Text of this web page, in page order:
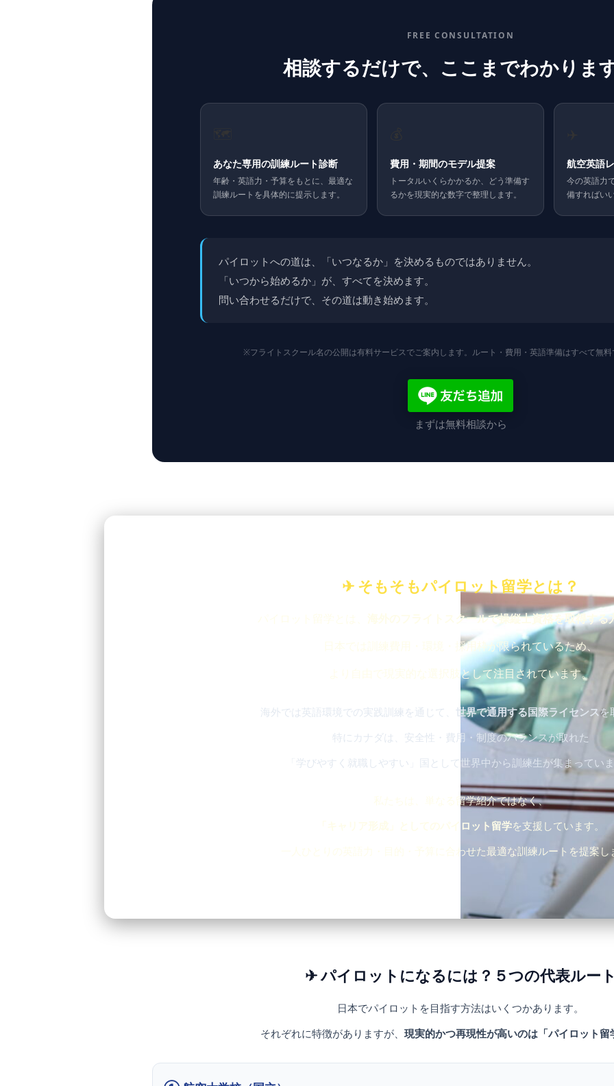
FREE CONSULTATION
相談するだけで、ここまでわかります
あなた専用の訓練ルート診断
年齢・英語力・予算をもとに、最適な
訓練ルートを具体的に提示します。
費用・期間のモデル提案
トータルいくらかかるか、どう準備す
るかを現実的な数字で整理します。
航空英語
今の英語力
備すればい
パイロットへの道は、「いつなるか」を決めるものではありません。
「いつから始めるか」が、すべてを決めます。
問い合わせるだけで、その道は動き始めます。
※フライトスクール名の公開は有料サービスでご案内します。ルート・費用・英語準備はすべて無料
まずは無料相談から
✈ そもそもパイロット留学とは？
海外のフライトスクールで操縦士資格を取得する
日本では訓練費用・環境・採用枠が限られているため、
より自由で現実的な選択肢として注目されています。
海外では英語環境での実践訓練を通じて、 世界で通用する国際ライセンスを
特にカナダは、安全性・費用・制度のバランスが取れた
「学びやすく就職しやすい」国として世界中から訓練生が集まってい
私たちは、単なる留学紹介ではなく、
「キャリア形成」としてのパイロット留学を支援しています。
一人ひとりの英語力・目的・予算に合わせた最適な訓練ルートを提案し
✈ パイロットになるには？５つの代表ルート
日本でパイロットを目指す方法はいくつかあります。
それぞれに特徴がありますが、 現実的かつ再現性が高いのは「パイロット留